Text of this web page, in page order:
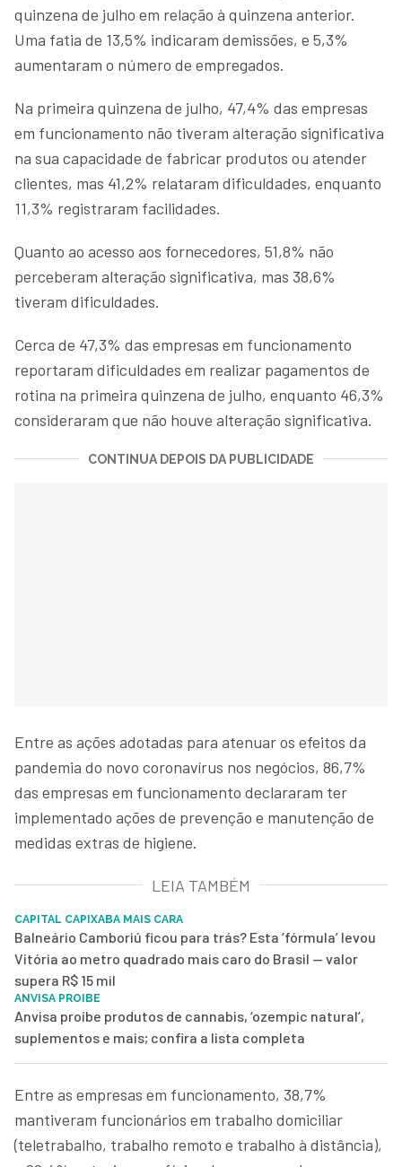
quinzena de julho em relação à quinzena anterior.
Uma fatia de 13,5% indicaram demissões, e 5,3%
aumentaram o número de empregados.
Na primeira quinzena de julho, 47,4% das empresas
em funcionamento não tiveram alteração significativa
na sua capacidade de fabricar produtos ou atender
clientes, mas 41,2% relataram dificuldades, enquanto
11,3% registraram facilidades.
Quanto ao acesso aos fornecedores, 51,8% não
perceberam alteração significativa, mas 38,6%
tiveram dificuldades.
Cerca de 47,3% das empresas em funcionamento
reportaram dificuldades em realizar pagamentos de
rotina na primeira quinzena de julho, enquanto 46,3%
consideraram que não houve alteração significativa.
CONTINUA DEPOIS DA PUBLICIDADE
Entre as ações adotadas para atenuar os efeitos da
pandemia do novo coronavírus nos negócios, 86,7%
das empresas em funcionamento declararam ter
implementado ações de prevenção e manutenção de
medidas extras de higiene.
LEIA TAMBÉM
CAPITAL CAPIXABA MAIS CARA
Balneário Camboriú ficou para trás? Esta ‘fórmula’ levou
Vitória ao metro quadrado mais caro do Brasil — valor
supera R$ 15 mil
ANVISA PROIBE
Anvisa proíbe produtos de cannabis, ‘ozempic natural’,
suplementos e mais; confira a lista completa
Entre as empresas em funcionamento, 38,7%
mantiveram funcionários em trabalho domiciliar
(teletrabalho, trabalho remoto e trabalho à distância),